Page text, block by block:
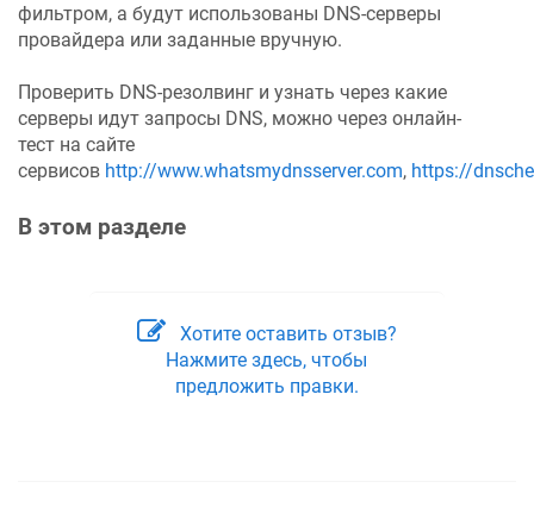
фильтром, а будут использованы DNS-серверы
провайдера или заданные вручную.
Проверить DNS-резолвинг и узнать через какие
серверы идут запросы DNS, можно через онлайн-
тест на сайте
сервисов http://www.whatsmydnsserver.com, https://
В этом разделе
Хотите оставить отзыв?
Нажмите здесь, чтобы
предложить правки.